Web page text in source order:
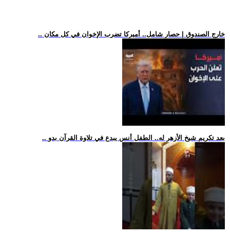
.. خارج الصندوق | حصار شامل.. أميركا تضرب الإخوان في كل مكان
.. بعد تكريم شيخ الأزهر له.. الطفل أنس يبدع في تلاوة القرآن بدو